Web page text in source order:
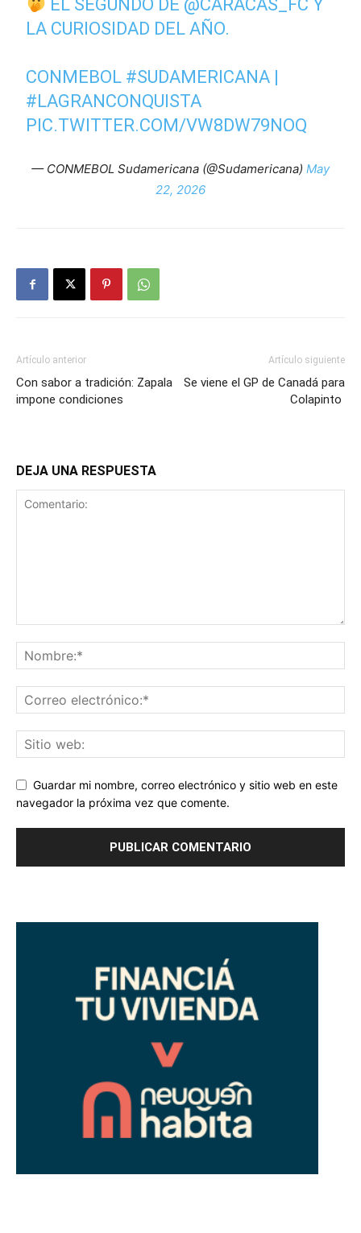
EL SEGUNDO DE @CARACAS_FC Y
LA CURIOSIDAD DEL AÑO.
CONMEBOL #SUDAMERICANA |
#LAGRANCONQUISTA
PIC.TWITTER.COM/VW8DW79NOQ
— CONMEBOL Sudamericana (@Sudamericana) May
22, 2026
Artículo anterior
Con sabor a tradición: Zapala
impone condiciones
Artículo siguiente
Se viene el GP de Canadá para
Colapinto
DEJA UNA RESPUESTA
Guardar mi nombre, correo electrónico y sitio web en este
navegador la próxima vez que comente.